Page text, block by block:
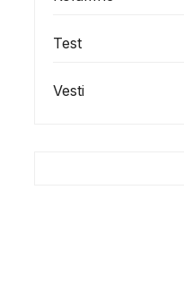
Test
Vesti